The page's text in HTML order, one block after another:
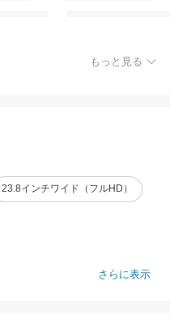
もっと見る
23.8インチワイド（フルHD）
さらに表示